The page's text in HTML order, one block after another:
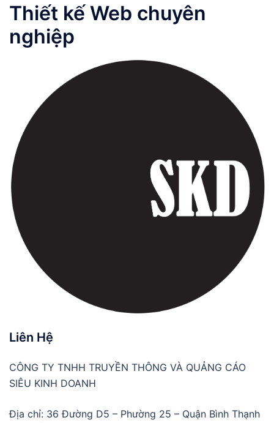
Thiết kế Web chuyên
nghiệp
Liên Hệ
CÔNG TY TNHH TRUYỀN THÔNG VÀ QUẢNG CÁO
SIÊU KINH DOANH
Địa chỉ: 36 Đường D5 – Phường 25 – Quận Bình Thạnh